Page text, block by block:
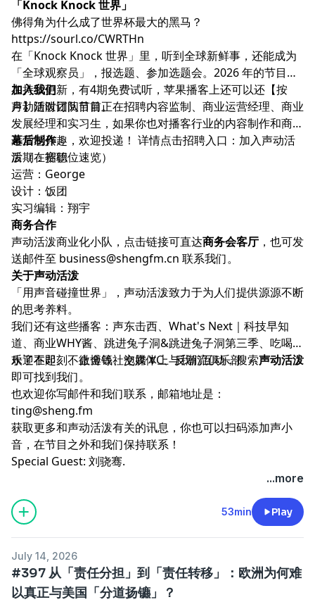
「Knock Knock 世界」
佛得角为什么成了世界杯最大的黑马？
https://sourl.co/CWRTHn
在「Knock Knock 世界」里，听到全球新鲜事，还能成为
「全球观察员」，报选题、参加选题会。2026 年的节目正
在持续更新，有4期免费试听，苹果播客上还可以还【按
月】随时订阅节目。
加入我们
声动活泼团队目前正在招聘内容监制、商业运营经理、商业
发展经理和实习生，如果你也对播客行业的内容制作和商务
运营感兴趣，欢迎投递！ 详情点击招聘入口： 加入声动活
泼（在招职位速览）
幕后制作
后期：赛德
运营：George
设计：饭团
实习编辑：翔宇
商务合作
声动活泼商业化小队，点击链接可直达商务会客厅 ，也可发
送邮件至 business@shengfm.cn 联系我们。
关于声动活泼
「用声音碰撞世界」，声动活泼致力于为人们提供源源不断
的思考养料。
我们还有这些播客： 声东击西、 What's Next｜科技早知
道、 商业WHY酱、 跳进兔子洞&跳进兔子洞第三季、 吃喝玩
乐了不起、不止金钱、泡腾 VC、反潮流俱乐部
欢迎在即刻、微博等社交媒体上与我们互动，搜索声动活泼
即可找到我们。
也欢迎你写邮件和我们联系，邮箱地址是：
ting@sheng.fm
获取更多和声动活泼有关的讯息，你也可以扫码添加声小
音，在节目之外和我们保持联系！
Special Guest: 刘骁骞.
...more
53min Play
July 14, 2026
#397 从「责任分担」到「责任转移」：欧洲为何难
以真正与美国「分道扬镳」？